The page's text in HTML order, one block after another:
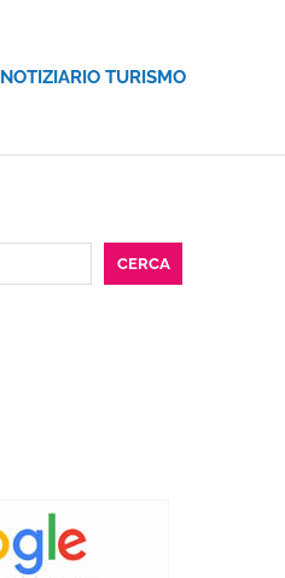
NOTIZIARIO TURISMO
CERCA